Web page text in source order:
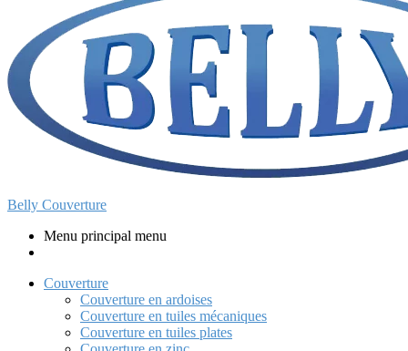
Belly Couverture
Menu principal menu
Couverture
Couverture en ardoises
Couverture en tuiles mécaniques
Couverture en tuiles plates